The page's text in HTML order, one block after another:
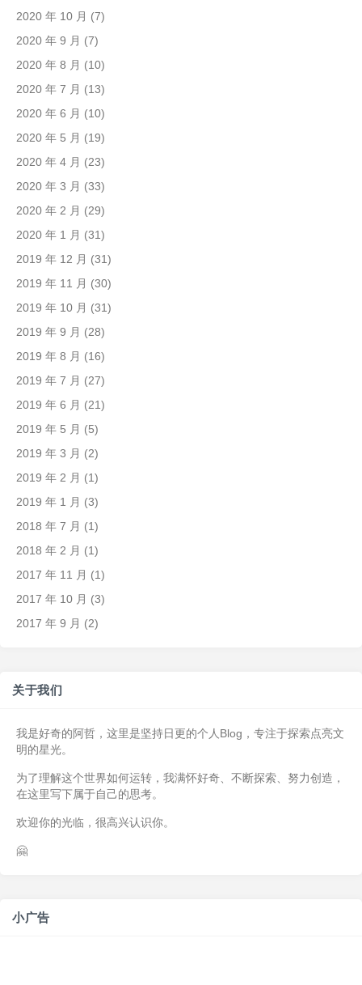
2020 年 10 月 (7)
2020 年 9 月 (7)
2020 年 8 月 (10)
2020 年 7 月 (13)
2020 年 6 月 (10)
2020 年 5 月 (19)
2020 年 4 月 (23)
2020 年 3 月 (33)
2020 年 2 月 (29)
2020 年 1 月 (31)
2019 年 12 月 (31)
2019 年 11 月 (30)
2019 年 10 月 (31)
2019 年 9 月 (28)
2019 年 8 月 (16)
2019 年 7 月 (27)
2019 年 6 月 (21)
2019 年 5 月 (5)
2019 年 3 月 (2)
2019 年 2 月 (1)
2019 年 1 月 (3)
2018 年 7 月 (1)
2018 年 2 月 (1)
2017 年 11 月 (1)
2017 年 10 月 (3)
2017 年 9 月 (2)
关于我们
我是好奇的阿哲，这里是坚持日更的个人Blog，专注于探索点亮文
明的星光。
为了理解这个世界如何运转，我满怀好奇、不断探索、努力创造，
在这里写下属于自己的思考。
欢迎你的光临，很高兴认识你。
🤗
小广告